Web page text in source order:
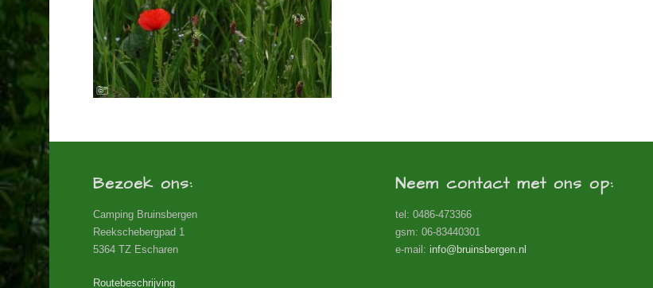
Bezoek ons:
Camping Bruinsbergen
Reekschebergpad 1
5364 TZ Escharen
Routebeschrijving
Neem contact met ons op:
tel: 0486-473366
gsm: 06-83440301
e-mail: info@bruinsbergen.nl